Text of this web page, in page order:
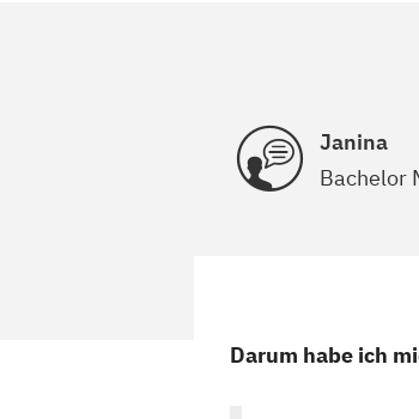
Janina
Bachelor
Darum habe ich